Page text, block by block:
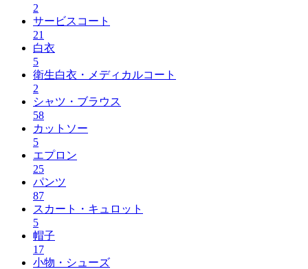
2
サービスコート
21
白衣
5
衛生白衣・メディカルコート
2
シャツ・ブラウス
58
カットソー
5
エプロン
25
パンツ
87
スカート・キュロット
5
帽子
17
小物・シューズ